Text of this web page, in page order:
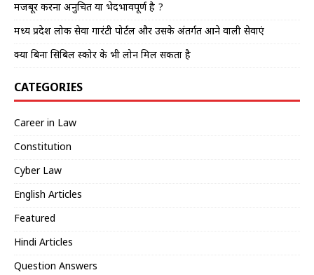
मजबूर करना अनुचित या भेदभावपूर्ण है ?
मध्य प्रदेश लोक सेवा गारंटी पोर्टल और उसके अंतर्गत आने वाली सेवाएं
क्या बिना सिबिल स्कोर के भी लोन मिल सकता है
CATEGORIES
Career in Law
Constitution
Cyber Law
English Articles
Featured
Hindi Articles
Question Answers